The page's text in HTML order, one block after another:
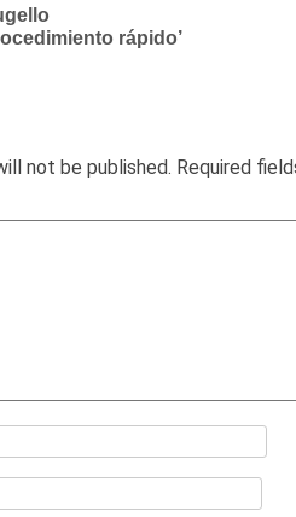
rápido’
not be published. Required